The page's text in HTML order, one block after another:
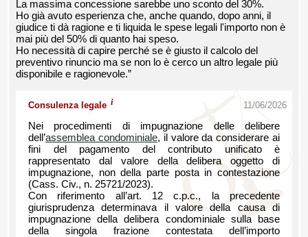
La massima concessione sarebbe uno sconto del 30%.
Ho già avuto esperienza che, anche quando, dopo anni, il
giudice ti dà ragione e ti liquida le spese legali l'importo non è
mai più del 50% di quanto hai speso.
Ho necessità di capire perché se è giusto il calcolo del
preventivo rinuncio ma se non lo è cerco un altro legale più
disponibile e ragionevole.”
Consulenza legale i 11/06/2026
Nei procedimenti di impugnazione delle delibere
dell’assemblea condominiale, il valore da considerare ai
fini del pagamento del contributo unificato è
rappresentato dal valore della delibera oggetto di
impugnazione, non della parte posta in contestazione
(Cass. Civ., n. 25721/2023).
Con riferimento all’art. 12 c.p.c., la precedente
giurisprudenza determinava il valore della causa di
impugnazione della delibera condominiale sulla base
della singola frazione contestata dell’importo